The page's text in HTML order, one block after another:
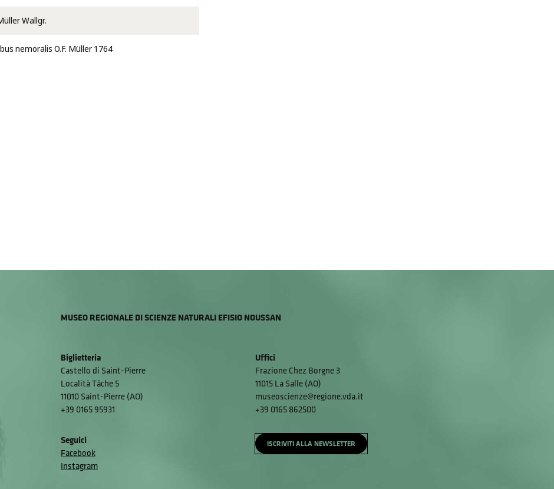
Wallgr.
nemoralis O.F. Müller 1764
MUSEO REGIONALE DI SCIENZE NATURALI EFISIO NOUSSAN
Biglietteria
Castello di Saint-Pierre
Località Tâche 5
11010 Saint-Pierre (AO)
+39 0165 95931
Uffici
Frazione Chez Borgne 3
11015 La Salle (AO)
museoscienze@regione.vda.it
+39 0165 862500
Seguici
Facebook
Instagram
ISCRIVITI ALLA NEWSLETTER